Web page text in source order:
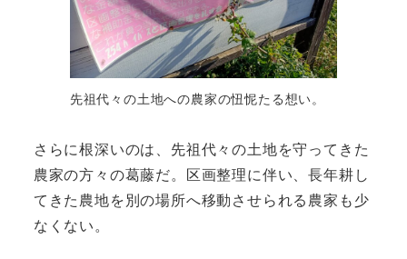
先祖代々の土地への農家の忸怩たる想い。
さらに根深いのは、先祖代々の土地を守ってきた
農家の方々の葛藤だ。区画整理に伴い、長年耕し
てきた農地を別の場所へ移動させられる農家も少
なくない。